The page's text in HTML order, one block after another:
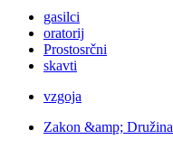
gasilci
oratorij
Prostosrčni
skavti
vzgoja
Zakon &amp; Družina